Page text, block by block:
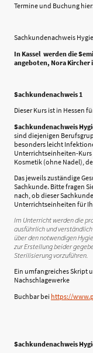
Termine und Buchung hier:
Sachkundenachweis
In Kassel werden die
angeboten, Nora Kircher
Sachkundenachweis 1
Dieser Kurs ist in Hessen
Sachkundenachweis
sind diejenigen
besonders leicht
Unterrichtseinheiten-Kurs
Kosmetik (ohne Nadel),
Das jeweils zuständige
Sachkunde. Bitte fragen
nach, ob dieser
Unterrichtseinheiten für
Im Unterricht werden die
ausführlich und
über den notwendigen
zur Erstellung beider
Sterilisierung vorzuführen.
Ein umfangreiches Skript
Nachschlagewerke
Buchbar bei ​ https://
Sachkundenachweis